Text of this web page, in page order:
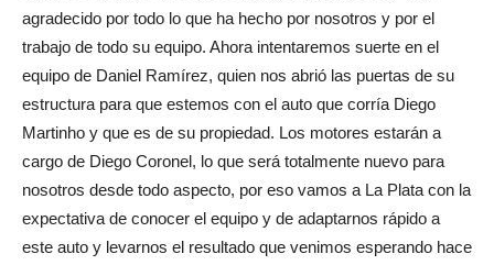
agradecido por todo lo que ha hecho por nosotros y por el
trabajo de todo su equipo. Ahora intentaremos suerte en el
equipo de Daniel Ramírez, quien nos abrió las puertas de su
estructura para que estemos con el auto que corría Diego
Martinho y que es de su propiedad. Los motores estarán a
cargo de Diego Coronel, lo que será totalmente nuevo para
nosotros desde todo aspecto, por eso vamos a La Plata con la
expectativa de conocer el equipo y de adaptarnos rápido a
este auto y levarnos el resultado que venimos esperando hace